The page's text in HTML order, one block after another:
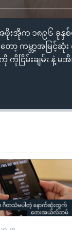
အိုက ၁၈၉၆ ခုနှစ်
ာ့ ကမ္ဘာ့အမြင့်
ငြိမ်းချမ်း နဲ့ မအိ